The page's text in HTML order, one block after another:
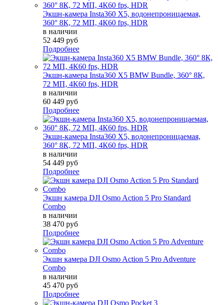
Экшн-камера Insta360 X5, водонепроницаемая,
360° 8К, 72 МП, 4К60 fps, HDR
в наличии
52 449 руб
Подробнее
Экшн-камера Insta360 X5 BMW Bundle, 360° 8К,
72 МП, 4К60 fps, HDR
в наличии
60 449 руб
Подробнее
Экшн-камера Insta360 X5, водонепроницаемая,
360° 8К, 72 МП, 4К60 fps, HDR
в наличии
54 449 руб
Подробнее
Экшн камера DJI Osmo Action 5 Pro Standard
Combo
в наличии
38 470 руб
Подробнее
Экшн камера DJI Osmo Action 5 Pro Adventure
Combo
в наличии
45 470 руб
Подробнее